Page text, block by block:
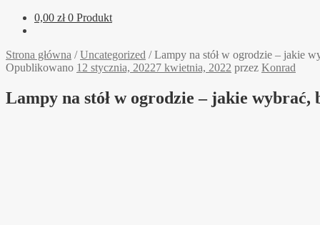
0,00 zł 0 Produkt
Strona główna /Uncategorized /Lampy na stół w ogrodzie – jakie
Opublikowano 12 stycznia, 20227 kwietnia, 2022 przez Konrad
Lampy na stół w ogrodzie – jakie wybrać,